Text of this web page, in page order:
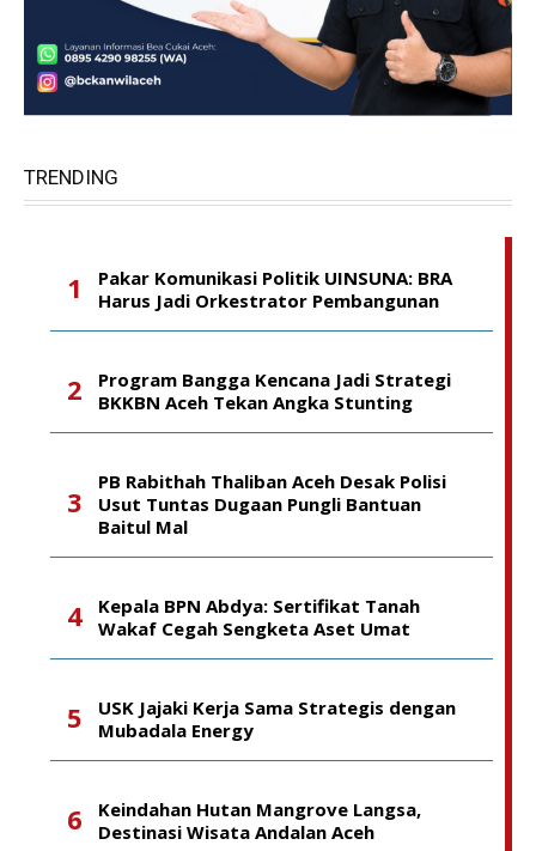
TRENDING
Pakar Komunikasi Politik UINSUNA: BRA
Harus Jadi Orkestrator Pembangunan
Program Bangga Kencana Jadi Strategi
BKKBN Aceh Tekan Angka Stunting
PB Rabithah Thaliban Aceh Desak Polisi
Usut Tuntas Dugaan Pungli Bantuan
Baitul Mal
Kepala BPN Abdya: Sertifikat Tanah
Wakaf Cegah Sengketa Aset Umat
USK Jajaki Kerja Sama Strategis dengan
Mubadala Energy
Keindahan Hutan Mangrove Langsa,
Destinasi Wisata Andalan Aceh